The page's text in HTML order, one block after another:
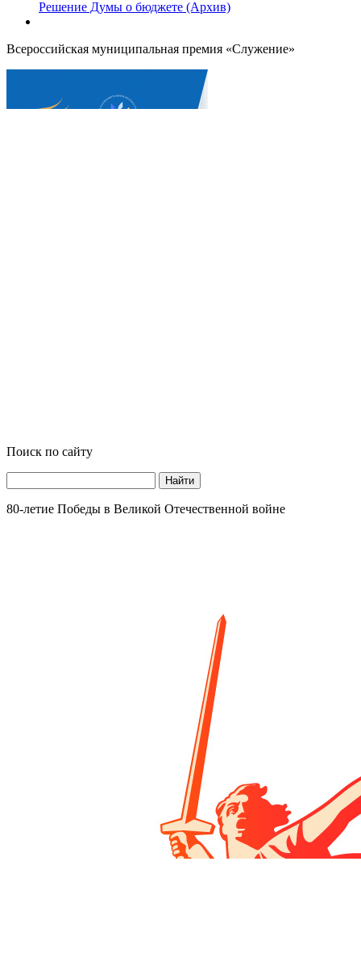
Решение Думы о бюджете (Архив)
Всероссийская муниципальная премия «Служение»
Поиск по сайту
Найти
80-летие Победы в Великой Отечественной войне